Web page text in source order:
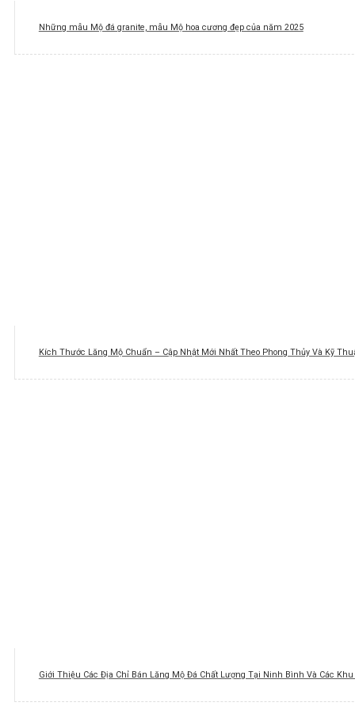
Những mẫu Mộ đá granite, mẫu Mộ hoa cương đẹp của năm 2025
Kích Thước Lăng Mộ Chuẩn – Cập Nhật Mới Nhất Theo Phong Thủy Và Kỹ
Giới Thiệu Các Địa Chỉ Bán Lăng Mộ Đá Chất Lượng Tại Ninh Bình Và Các Khu